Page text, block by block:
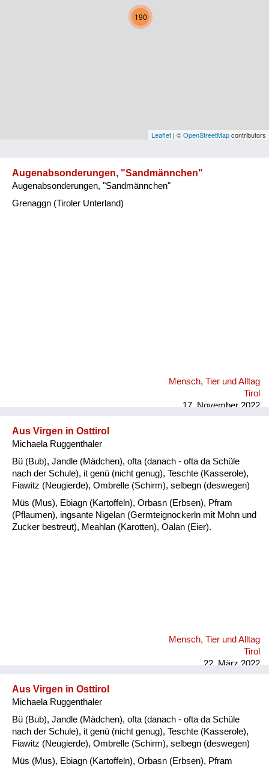
Niederösterreich
Oberösterreich
Vorarlberg
Kategorie
190
Leaflet | ©OpenStreetMapcontributors
Augenabsonderungen, "Sandmännchen"
Augenabsonderungen, "Sandmännchen"
Grenaggn (Tiroler Unterland)
Mensch, Tier und Alltag
Tirol
17. November 2022
Aus Virgen in Osttirol
Michaela Ruggenthaler
Bü (Bub), Jandle (Mädchen), ofta (danach - ofta da Schüle
nach der Schule), it genü (nicht genug), Teschte (Kasserole),
Fiawitz (Neugierde), Ombrelle (Schirm), selbegn (deswegen)
Müs (Mus), Ebiagn (Kartoffeln), Orbasn (Erbsen), Pfram
(Pflaumen), ingsante Nigelan (Germteignockerln mit Mohn und
Zucker bestreut), Meahlan (Karotten), Oalan (Eier).
Mensch, Tier und Alltag
Tirol
22. März 2022
Aus Virgen in Osttirol
Michaela Ruggenthaler
Bü (Bub), Jandle (Mädchen), ofta (danach - ofta da Schüle
nach der Schule), it genü (nicht genug), Teschte (Kasserole),
Fiawitz (Neugierde), Ombrelle (Schirm), selbegn (deswegen)
Müs (Mus), Ebiagn (Kartoffeln), Orbasn (Erbsen), Pfram